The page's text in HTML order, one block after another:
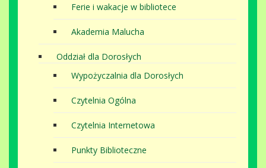
Ferie i wakacje w bibliotece
Akademia Malucha
Oddział dla Dorosłych
Wypożyczalnia dla Dorosłych
Czytelnia Ogólna
Czytelnia Internetowa
Punkty Biblioteczne